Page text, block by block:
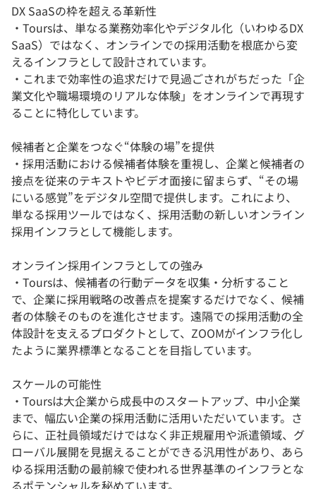
DX SaaSの枠を超える革新性
・Toursは、単なる業務効率化やデジタル化（いわゆるDX
SaaS）ではなく、オンラインでの採用活動を根底から変
えるインフラとして設計されています。
・これまで効率性の追求だけで見過ごされがちだった「企
業文化や職場環境のリアルな体験」をオンラインで再現す
ることに特化しています。
候補者と企業をつなぐ“体験の場”を提供
・採用活動における候補者体験を重視し、企業と候補者の
接点を従来のテキストやビデオ面接に留まらず、“その場
にいる感覚”をデジタル空間で提供します。これにより、
単なる採用ツールではなく、採用活動の新しいオンライン
採用インフラとして機能します。
オンライン採用インフラとしての強み
・Toursは、候補者の行動データを収集・分析すること
で、企業に採用戦略の改善点を提案するだけでなく、候補
者の体験そのものを進化させます。遠隔での採用活動の全
体設計を支えるプロダクトとして、ZOOMがインフラ化し
たように業界標準となることを目指しています。
スケールの可能性
・Toursは大企業から成長中のスタートアップ、中小企業
まで、幅広い企業の採用活動に活用いただいています。さ
らに、正社員領域だけではなく非正規雇用や派遣領域、グ
ローバル展開を見据えることができる汎用性があり、あら
ゆる採用活動の最前線で使われる世界基準のインフラとな
るポテンシャルを秘めています。